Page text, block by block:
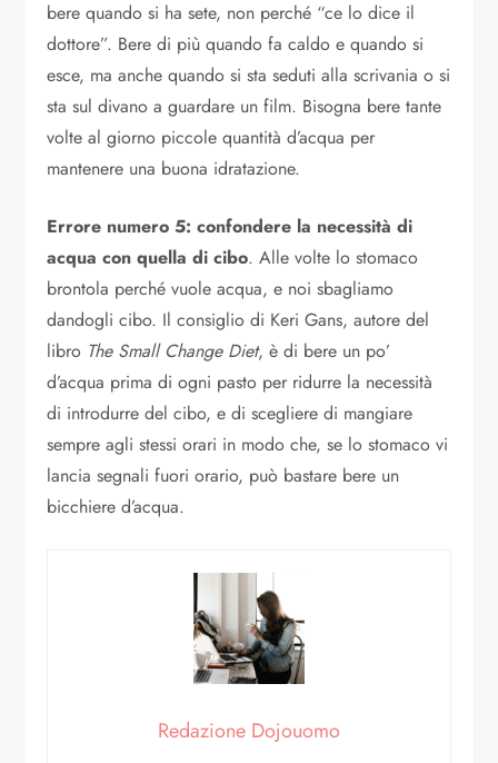
bere quando si ha sete, non perché “ce lo dice il
dottore”. Bere di più quando fa caldo e quando si
esce, ma anche quando si sta seduti alla scrivania o si
sta sul divano a guardare un film. Bisogna bere tante
volte al giorno piccole quantità d’acqua per
mantenere una buona idratazione.
Errore numero 5: confondere la necessità di
acqua con quella di cibo. Alle volte lo stomaco
brontola perché vuole acqua, e noi sbagliamo
dandogli cibo. Il consiglio di Keri Gans, autore del
libro The Small Change Diet, è di bere un po’
d’acqua prima di ogni pasto per ridurre la necessità
di introdurre del cibo, e di scegliere di mangiare
sempre agli stessi orari in modo che, se lo stomaco vi
lancia segnali fuori orario, può bastare bere un
bicchiere d’acqua.
Redazione Dojouomo